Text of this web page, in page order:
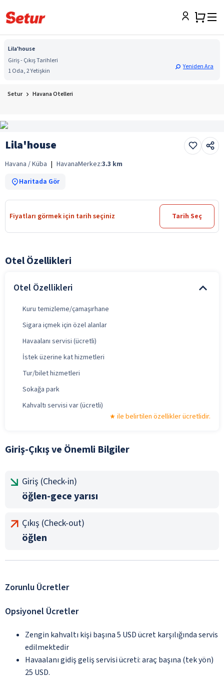
Lila'house
Giriş - Çıkış Tarihleri
1 Oda, 2 Yetişkin
Yeniden Ara
Setur Havana Otelleri
Lila'house
Havana / Küba | HavanaMerkez:3.3 km
Haritada Gör
Fiyatları görmek için tarih seçiniz Tarih Seç
Otel Özellikleri
Otel Özellikleri
Kuru temizleme/çamaşırhane
Sigara içmek için özel alanlar
Havaalanı servisi (ücretli)
İstek üzerine kat hizmetleri
Tur/bilet hizmetleri
Sokağa park
Kahvaltı servisi var (ücretli)
ile belirtilen özellikler ücretlidir.
Giriş-Çıkış ve Önemli Bilgiler
Giriş (Check-in)
öğlen-gece yarısı
Çıkış (Check-out)
öğlen
Zorunlu Ücretler
Opsiyonel Ücretler
Zengin kahvaltı kişi başına 5 USD ücret karşılığında servis
edilmektedir
Havaalanı gidiş geliş servisi ücreti: araç başına (tek yön)
25 USD.